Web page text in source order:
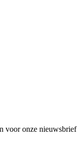
voor onze nieuwsbrief